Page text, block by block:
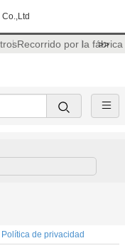
Recorrido por la fábrica
>>
Política de privacidad